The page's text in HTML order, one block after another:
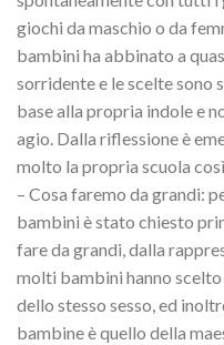
giochi da maschio o da
bambini ha abbinato a
sorridente e le scelte sono
base alla propria indole e
agio. Dalla riflessione è
molto la propria scuola
– Cosa faremo da grandi:
bambini è stato chiesto
fare da grandi, dalla
molti bambini hanno
dello stesso sesso, ed
bambine è quello della